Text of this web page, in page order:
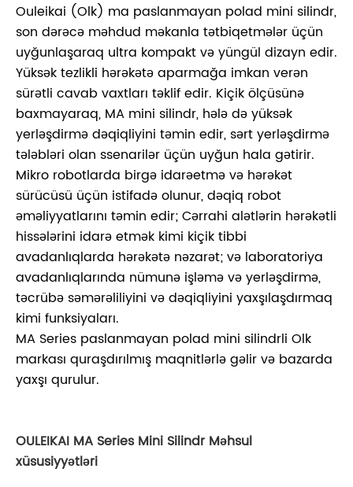
Ouleikai (Olk) ma paslanmayan polad mini silindr,
son dərəcə məhdud məkanla tətbiqetmələr üçün
uyğunlaşaraq ultra kompakt və yüngül dizayn edir.
Yüksək tezlikli hərəkətə aparmağa imkan verən
sürətli cavab vaxtları təklif edir. Kiçik ölçüsünə
baxmayaraq, MA mini silindr, hələ də yüksək
yerləşdirmə dəqiqliyini təmin edir, sərt yerləşdirmə
tələbləri olan ssenarilər üçün uyğun hala gətirir.
Mikro robotlarda birgə idarəetmə və hərəkət
sürücüsü üçün istifadə olunur, dəqiq robot
əməliyyatlarını təmin edir; Cərrahi alətlərin hərəkətli
hissələrini idarə etmək kimi kiçik tibbi
avadanlıqlarda hərəkətə nəzarət; və laboratoriya
avadanlıqlarında nümunə işləmə və yerləşdirmə,
təcrübə səmərəliliyini və dəqiqliyini yaxşılaşdırmaq
kimi funksiyaları.
MA Series paslanmayan polad mini silindrli Olk
markası quraşdırılmış maqnitlərlə gəlir və bazarda
yaxşı qurulur.
OULEIKAI MA Series Mini Silindr Məhsul
xüsusiyyətləri